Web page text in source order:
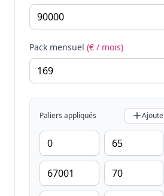
Pack mensuel (€ / mois)
Paliers appliqués